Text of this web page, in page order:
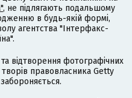
, не підлягають подальшому
в будь-якій формі,
агентства "Інтерфакс-
відтворення фотографічних
творів правовласника Getty